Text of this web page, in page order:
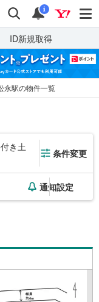
検索 通知
i
ID新規取得
永駅の物件一覧
き土
条件変更
通知設定